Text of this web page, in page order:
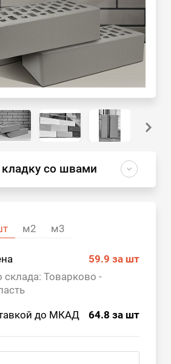
со швами
м2 м3
59.9 за шт
Товарково -
до МКАД 64.8 за шт